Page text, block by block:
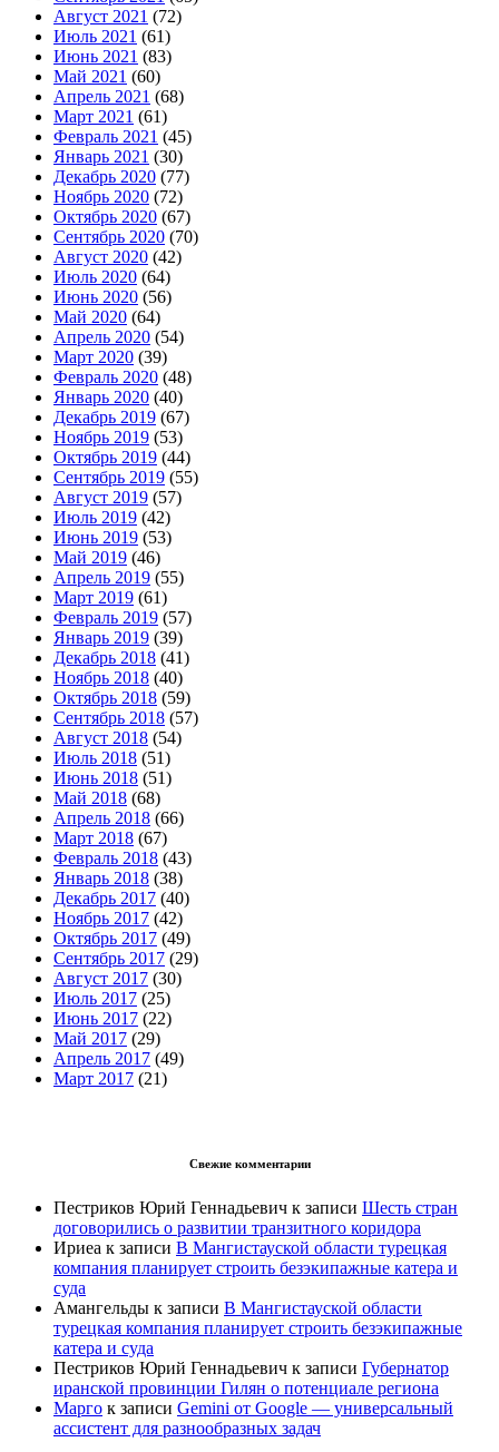
Август 2021 (72)
Июль 2021 (61)
Июнь 2021 (83)
Май 2021 (60)
Апрель 2021 (68)
Март 2021 (61)
Февраль 2021 (45)
Январь 2021 (30)
Декабрь 2020 (77)
Ноябрь 2020 (72)
Октябрь 2020 (67)
Сентябрь 2020 (70)
Август 2020 (42)
Июль 2020 (64)
Июнь 2020 (56)
Май 2020 (64)
Апрель 2020 (54)
Март 2020 (39)
Февраль 2020 (48)
Январь 2020 (40)
Декабрь 2019 (67)
Ноябрь 2019 (53)
Октябрь 2019 (44)
Сентябрь 2019 (55)
Август 2019 (57)
Июль 2019 (42)
Июнь 2019 (53)
Май 2019 (46)
Апрель 2019 (55)
Март 2019 (61)
Февраль 2019 (57)
Январь 2019 (39)
Декабрь 2018 (41)
Ноябрь 2018 (40)
Октябрь 2018 (59)
Сентябрь 2018 (57)
Август 2018 (54)
Июль 2018 (51)
Июнь 2018 (51)
Май 2018 (68)
Апрель 2018 (66)
Март 2018 (67)
Февраль 2018 (43)
Январь 2018 (38)
Декабрь 2017 (40)
Ноябрь 2017 (42)
Октябрь 2017 (49)
Сентябрь 2017 (29)
Август 2017 (30)
Июль 2017 (25)
Июнь 2017 (22)
Май 2017 (29)
Апрель 2017 (49)
Март 2017 (21)
Свежие комментарии
Пестриков Юрий Геннадьевич к записи Шесть стран
договорились о развитии транзитного коридора
Ириеа к записи В Мангистауской области турецкая
компания планирует строить безэкипажные катера и
суда
Амангельды к записи В Мангистауской области
турецкая компания планирует строить безэкипажные
катера и суда
Пестриков Юрий Геннадьевич к записи Губернатор
иранской провинции Гилян о потенциале региона
Марго к записи Gemini от Google — универсальный
ассистент для разнообразных задач